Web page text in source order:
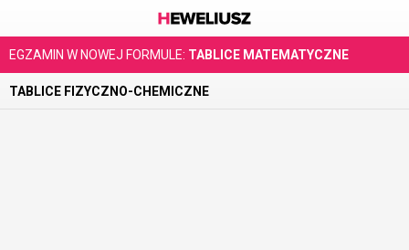
EGZAMIN W NOWEJ FORMULE: TABLICE MATEMATYCZNE
TABLICE FIZYCZNO-CHEMICZNE